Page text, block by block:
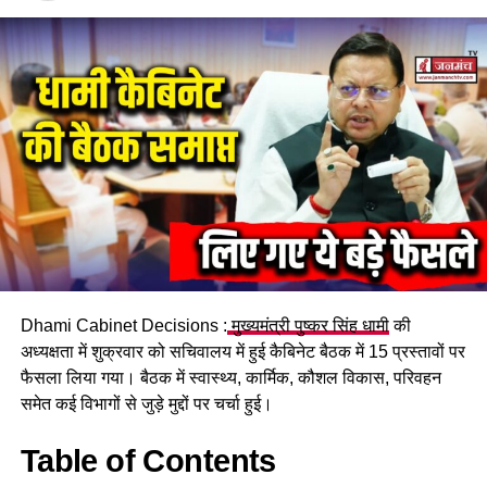
Dhami Cabinet Decisions : मुख्यमंत्री पुष्कर सिंह धामीकी
अध्यक्षता में शुक्रवार को सचिवालय में हुई कैबिनेट बैठक में 15 प्रस्तावों पर
फैसला लिया गया। बैठक में स्वास्थ्य, कार्मिक, कौशल विकास, परिवहन
समेत कई विभागों से जुड़े मुद्दों पर चर्चा हुई।
Table of Contents